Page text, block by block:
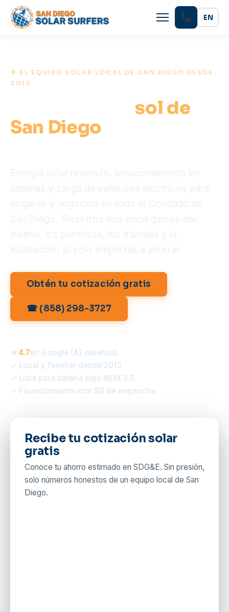
EN
☀ EL EQUIPO SOLAR LOCAL DE SAN DIEGO DESDE
2013
Aprovecha elsol de
San Diego
Energía solar premium, almacenamiento en
baterías y carga de vehículos eléctricos para
hogares y negocios en todo el Condado de
San Diego. Nosotros nos encargamos del
diseño, los permisos, los trámites y la
instalación; tú solo empiezas a ahorrar.
Obtén tu cotización gratis
☎ (858) 298-3727
★4.7en Google (42 reseñas)
✓ Local y familiar desde 2013
✓ Lista para batería bajo NEM 3.0
✓ Financiamiento con $0 de enganche
Recibe tu cotización solar
gratis
Conoce tu ahorro estimado en SDG&E. Sin presión,
solo números honestos de un equipo local de San
Diego.